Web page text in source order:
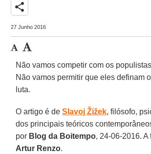
share
27 Junho 2016
Não vamos competir com os
Não vamos permitir que eles definam
luta.
O artigo é deSlavoj Žižek, filósofo,
dos principais teóricos
por Blog da Boitempo, 24-06-2016.
Artur Renzo.